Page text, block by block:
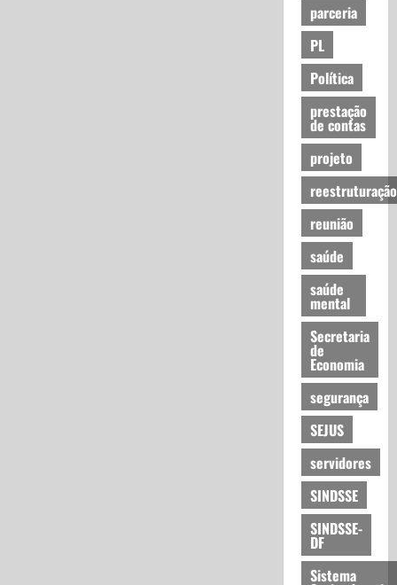
parceria
PL
Política
prestação
de contas
projeto
reestruturação
reunião
saúde
saúde
mental
Secretaria
de
Economia
segurança
SEJUS
servidores
SINDSSE
SINDSSE-
DF
Sistema